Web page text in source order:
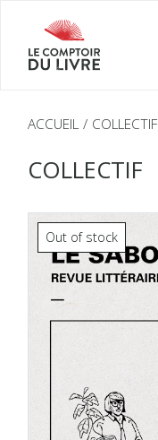
ACCUEIL COLLECTIF
COLLECTIF
Out of stock